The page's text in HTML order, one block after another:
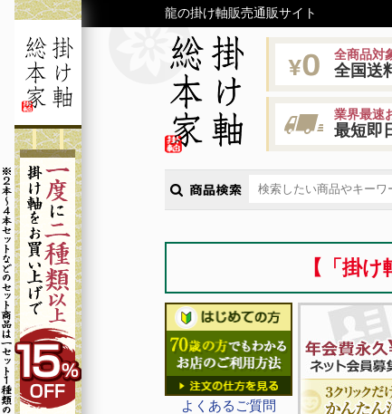
龍の掛け軸販売通販サイト
全商品対
全国送
業界最速
最短即
【「掛
よくあるご質問